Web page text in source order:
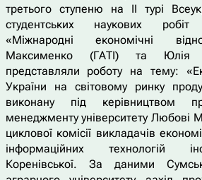
третього ступеню на ІІ турі
студентських наукових робіт
«Міжнародні економічні
Максименко (ГАТІ) та Юлія
представляли роботу на тему:
України на світовому ринку
виконану під керівництвом
менеджменту університету Любові
циклової комісії викладачів
інформаційних технологій
Коренівської. За даними